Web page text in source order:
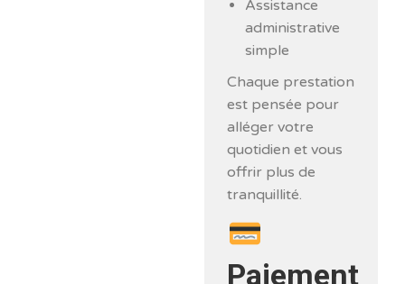
Assistance
administrative
simple
Chaque prestation
est pensée pour
alléger votre
quotidien et vous
offrir plus de
tranquillité.
Paiement